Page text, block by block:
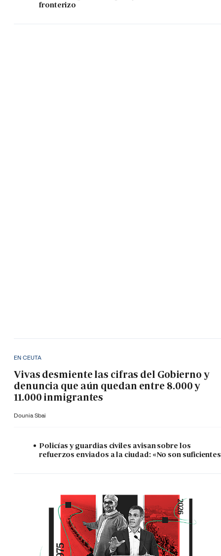
fronterizo
EN CEUTA
Vivas desmiente las cifras del Gobierno y
denuncia que aún quedan entre 8.000 y
11.000 inmigrantes
Dounia Sbai
Policías y guardias civiles avisan sobre los
refuerzos enviados a la ciudad: «No son